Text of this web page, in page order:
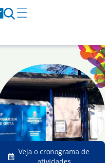
Veja o cronograma de